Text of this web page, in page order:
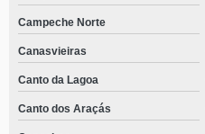
Campeche Norte
Canasvieiras
Canto da Lagoa
Canto dos Araçás